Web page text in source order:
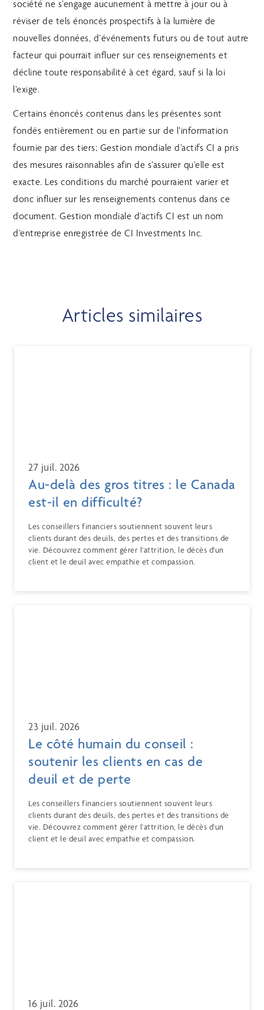
société ne s’engage aucunement à mettre à jour ou à
réviser de tels énoncés prospectifs à la lumière de
nouvelles données, d’événements futurs ou de tout autre
facteur qui pourrait influer sur ces renseignements et
décline toute responsabilité à cet égard, sauf si la loi
l’exige.
Certains énoncés contenus dans les présentes sont
fondés entièrement ou en partie sur de l’information
fournie par des tiers; Gestion mondiale d’actifs CI a pris
des mesures raisonnables afin de s’assurer qu’elle est
exacte. Les conditions du marché pourraient varier et
donc influer sur les renseignements contenus dans ce
document. Gestion mondiale d’actifs CI est un nom
d’entreprise enregistrée de CI Investments Inc.
Articles similaires
27 juil. 2026
Au-delà des gros titres : le Canada
est-il en difficulté?
Les conseillers financiers soutiennent souvent leurs
clients durant des deuils, des pertes et des transitions de
vie. Découvrez comment gérer l'attrition, le décès d'un
client et le deuil avec empathie et compassion.
23 juil. 2026
Le côté humain du conseil :
soutenir les clients en cas de
deuil et de perte
Les conseillers financiers soutiennent souvent leurs
clients durant des deuils, des pertes et des transitions de
vie. Découvrez comment gérer l'attrition, le décès d'un
client et le deuil avec empathie et compassion.
16 juil. 2026